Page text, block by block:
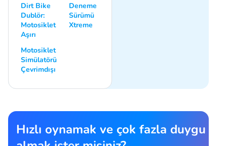
Dirt Bike
Dublör:
Motosiklet
Aşırı
Deneme
Sürümü
Xtreme
Motosiklet
Simülatörü
Çevrimdışı
Hızlı oynamak ve çok fazla duygu